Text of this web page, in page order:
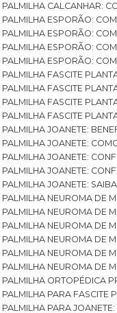
PALMILHA CALCANHAR:
PALMILHA ESPORÃO:
PALMILHA ESPORÃO:
PALMILHA ESPORÃO:
PALMILHA ESPORÃO:
PALMILHA FASCITE
PALMILHA FASCITE
PALMILHA FASCITE
PALMILHA FASCITE
PALMILHA JOANETE:
PALMILHA JOANETE:
PALMILHA JOANETE:
PALMILHA JOANETE:
PALMILHA JOANETE:
PALMILHA NEUROMA DE
PALMILHA NEUROMA DE
PALMILHA NEUROMA DE
PALMILHA NEUROMA DE
PALMILHA NEUROMA DE
PALMILHA NEUROMA DE
PALMILHA ORTOPÉDICA
PALMILHA PARA FASCITE
PALMILHA PARA